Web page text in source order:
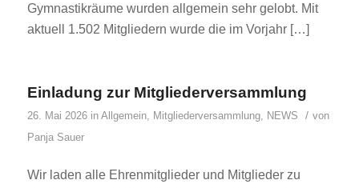
Gymnastikräume wurden allgemein sehr gelobt. Mit
aktuell 1.502 Mitgliedern wurde die im Vorjahr […]
Einladung zur Mitgliederversammlung
26. Mai 2026 in Allgemein, Mitgliederversammlung, NEWS / von
Panja Sauer
Wir laden alle Ehrenmitglieder und Mitglieder zu